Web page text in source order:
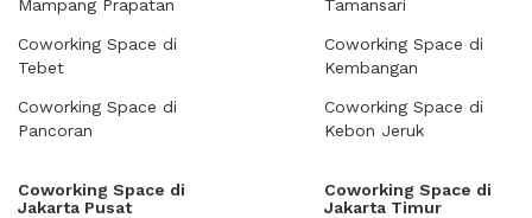
Mampang Prapatan
Coworking Space di
Tebet
Coworking Space di
Pancoran
Tamansari
Coworking Space di
Kembangan
Coworking Space di
Kebon Jeruk
Coworking Space di
Jakarta Pusat
Coworking Space di
Jakarta Timur